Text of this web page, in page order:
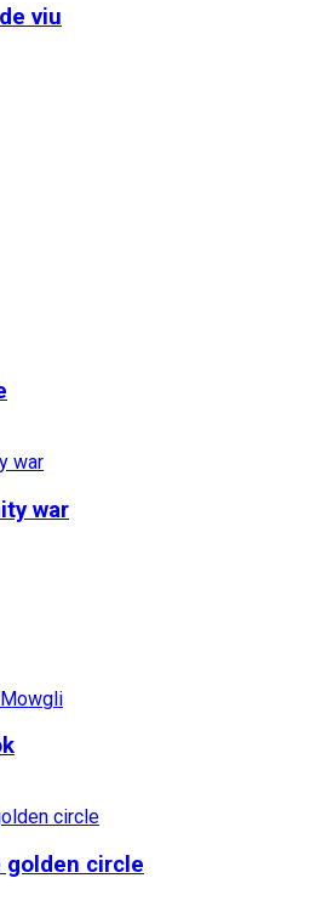
viu
war
golden circle